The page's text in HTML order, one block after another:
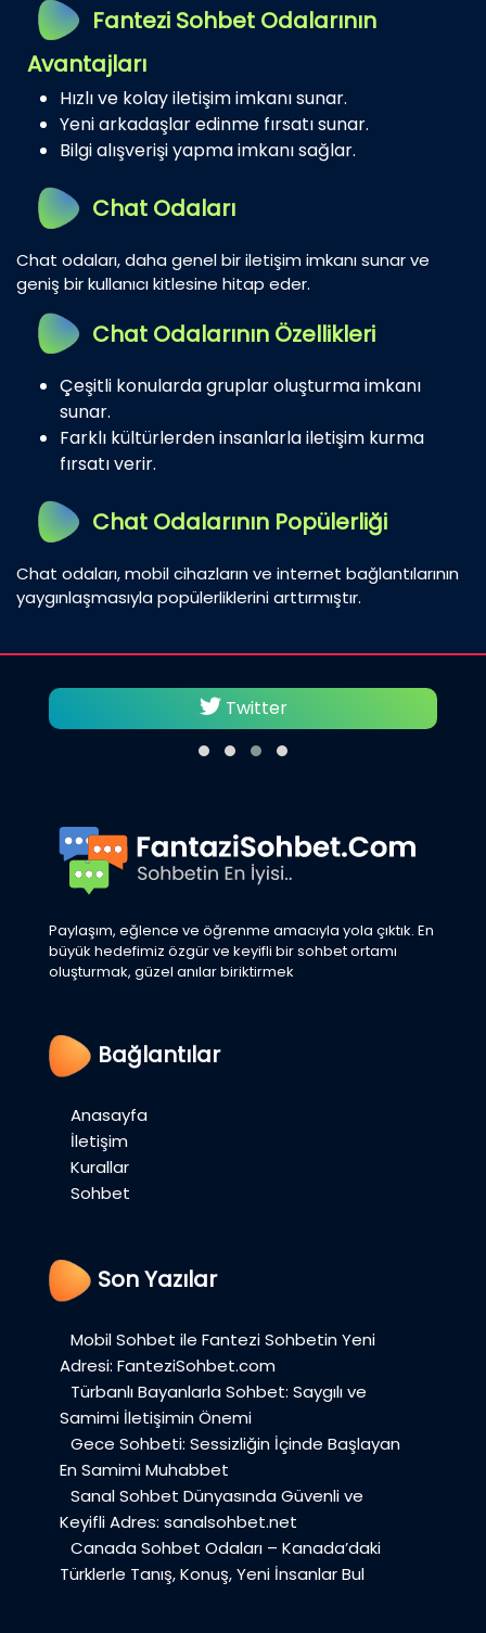
Fantezi Sohbet Odalarının
Avantajları
Hızlı ve kolay iletişim imkanı sunar.
Yeni arkadaşlar edinme fırsatı sunar.
Bilgi alışverişi yapma imkanı sağlar.
Chat Odaları
Chat odaları, daha genel bir iletişim imkanı sunar ve
geniş bir kullanıcı kitlesine hitap eder.
Chat Odalarının Özellikleri
Çeşitli konularda gruplar oluşturma imkanı
sunar.
Farklı kültürlerden insanlarla iletişim kurma
fırsatı verir.
Chat Odalarının Popülerliği
Chat odaları, mobil cihazların ve internet bağlantılarının
yaygınlaşmasıyla popülerliklerini arttırmıştır.
Twitter
Paylaşım, eğlence ve öğrenme amacıyla yola çıktık. En
büyük hedefimiz özgür ve keyifli bir sohbet ortamı
oluşturmak, güzel anılar biriktirmek
Bağlantılar
Anasayfa
İletişim
Kurallar
Sohbet
Son Yazılar
Mobil Sohbet ile Fantezi Sohbetin Yeni
Adresi: FanteziSohbet.com
Türbanlı Bayanlarla Sohbet: Saygılı ve
Samimi İletişimin Önemi
Gece Sohbeti: Sessizliğin İçinde Başlayan
En Samimi Muhabbet
Sanal Sohbet Dünyasında Güvenli ve
Keyifli Adres: sanalsohbet.net
Canada Sohbet Odaları – Kanada’daki
Türklerle Tanış, Konuş, Yeni İnsanlar Bul